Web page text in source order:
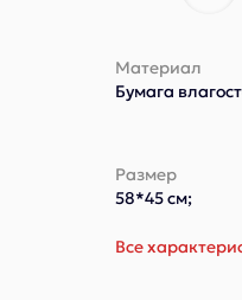
Материал
Бумага
Размер
58*45 см;
Все